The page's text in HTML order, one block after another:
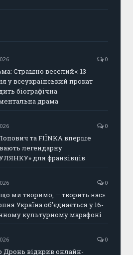
0
Страшно веселий»: 13
у всеукраїнський прокат
біографічна
драма
0
та FIÏNKA вперше
легендарну
для франківців
0
ми творимо, — творить нас»:
Україна об’єднається у 16-
культурному марафоні
0
Дронь відкрив онлайн-